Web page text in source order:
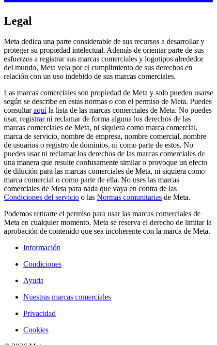
Legal
Meta dedica una parte considerable de sus recursos a desarrollar y
proteger su propiedad intelectual. Además de orientar parte de sus
esfuerzos a registrar sus marcas comerciales y logotipos alrededor
del mundo, Meta vela por el cumplimiento de sus derechos en
relación con un uso indebido de sus marcas comerciales.
Las marcas comerciales son propiedad de Meta y solo pueden usarse
según se describe en estas normas o con el permiso de Meta. Puedes
consultaraquíla lista de las marcas comerciales de Meta. No puedes
usar, registrar ni reclamar de forma alguna los derechos de las
marcas comerciales de Meta, ni siquiera como marca comercial,
marca de servicio, nombre de empresa, nombre comercial, nombre
de usuarios o registro de dominios, ni como parte de estos. No
puedes usar ni reclamar los derechos de las marcas comerciales de
una manera que resulte confusamente similar o provoque un efecto
de dilución para las marcas comerciales de Meta, ni siquiera como
marca comercial o como parte de ella. No uses las marcas
comerciales de Meta para nada que vaya en contra de las
Condiciones del servicio o las Normas comunitarias de Meta.
Podemos retirarte el permiso para usar las marcas comerciales de
Meta en cualquier momento. Meta se reserva el derecho de limitar la
aprobación de contenido que sea incoherente con la marca de Meta.
Información
Condiciones
Ayuda
Nuestras marcas comerciales
Privacidad
Cookies